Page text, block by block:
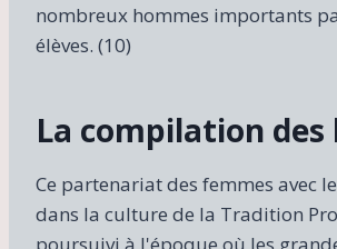
nombreux hommes importants
élèves. (10)
La compilation
Ce partenariat des femmes avec
dans la culture de la Tradition